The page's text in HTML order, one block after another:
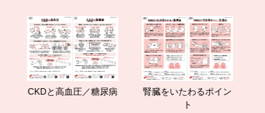
CKDと高血圧／糖尿病
腎臓をいたわるポイン